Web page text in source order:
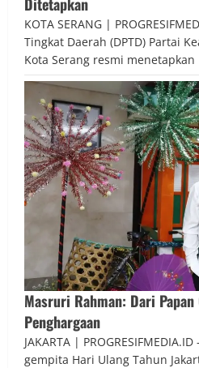
Ditetapkan
KOTA SERANG |
Tingkat Daerah (DPTD) Partai
Kota Serang resmi menetapkan
Masruri Rahman: Dari
Penghargaan
JAKARTA |
gempita Hari Ulang Tahun